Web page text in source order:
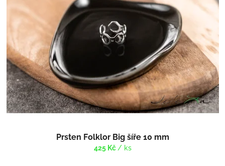
Prsten Folklor Big šíře 10 mm
425 Kč / ks